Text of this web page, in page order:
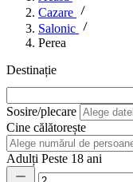
Cazare
Salonic
Perea
Destinație
Sosire/plecare
Cine călătorește
Adulți Peste 18 ani